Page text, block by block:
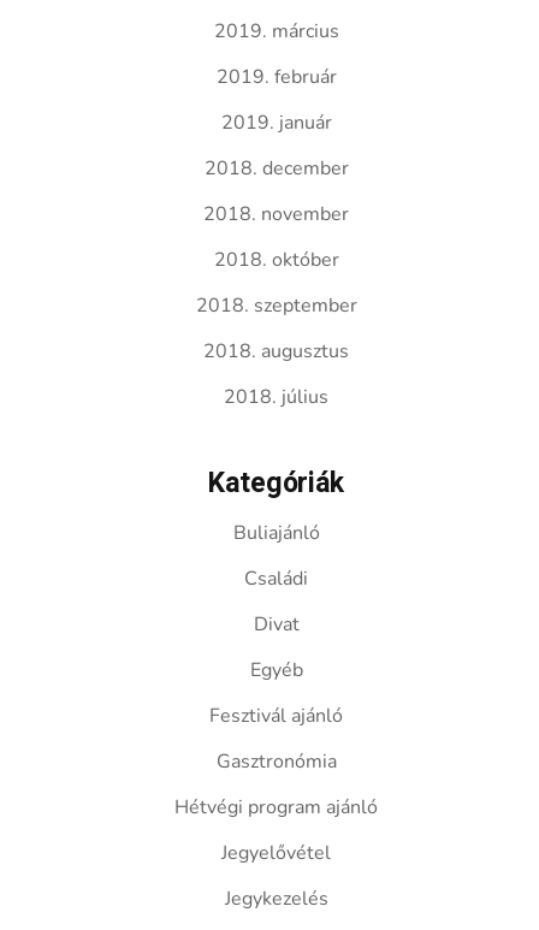
2019. március
2019. február
2019. január
2018. december
2018. november
2018. október
2018. szeptember
2018. augusztus
2018. július
Kategóriák
Buliajánló
Családi
Divat
Egyéb
Fesztivál ajánló
Gasztronómia
Hétvégi program ajánló
Jegyelővétel
Jegykezelés